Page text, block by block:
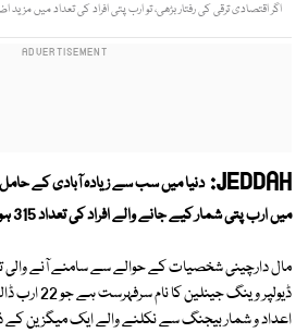
اگر اقتصادی ترقی کی رفتار بڑھی، تو ارب پتی افراد کی تعداد میں مزید
JEDDAH: دنیا میں سب سے زیادہ آبادی کے
میں ارب پتی شمار کیے جانے والے افراد کی تعداد 315 ہو گئی ہے۔
مال دارچینی شخصیات کے حوالے سے سامنے آنے والی
ڈیولپر وینگ
اعداد و شمار بیجنگ سے نکلنے والے ایک میگزین کے